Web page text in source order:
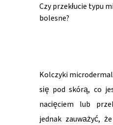
Czy przekłucie typu
bolesne?
Kolczyki
się pod skórą, co
nacięciem lub
jednak zauważyć,